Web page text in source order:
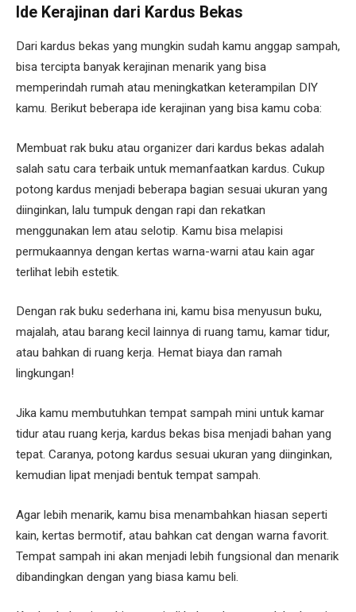
Ide Kerajinan dari Kardus Bekas
Dari kardus bekas yang mungkin sudah kamu anggap sampah,
bisa tercipta banyak kerajinan menarik yang bisa
memperindah rumah atau meningkatkan keterampilan DIY
kamu. Berikut beberapa ide kerajinan yang bisa kamu coba:
Membuat rak buku atau organizer dari kardus bekas adalah
salah satu cara terbaik untuk memanfaatkan kardus. Cukup
potong kardus menjadi beberapa bagian sesuai ukuran yang
diinginkan, lalu tumpuk dengan rapi dan rekatkan
menggunakan lem atau selotip. Kamu bisa melapisi
permukaannya dengan kertas warna-warni atau kain agar
terlihat lebih estetik.
Dengan rak buku sederhana ini, kamu bisa menyusun buku,
majalah, atau barang kecil lainnya di ruang tamu, kamar tidur,
atau bahkan di ruang kerja. Hemat biaya dan ramah
lingkungan!
Jika kamu membutuhkan tempat sampah mini untuk kamar
tidur atau ruang kerja, kardus bekas bisa menjadi bahan yang
tepat. Caranya, potong kardus sesuai ukuran yang diinginkan,
kemudian lipat menjadi bentuk tempat sampah.
Agar lebih menarik, kamu bisa menambahkan hiasan seperti
kain, kertas bermotif, atau bahkan cat dengan warna favorit.
Tempat sampah ini akan menjadi lebih fungsional dan menarik
dibandingkan dengan yang biasa kamu beli.